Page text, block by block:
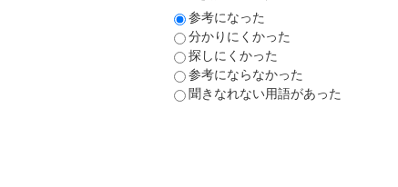
参考になった
分かりにくかった
探しにくかった
参考にならなかった
聞きなれない用語があった